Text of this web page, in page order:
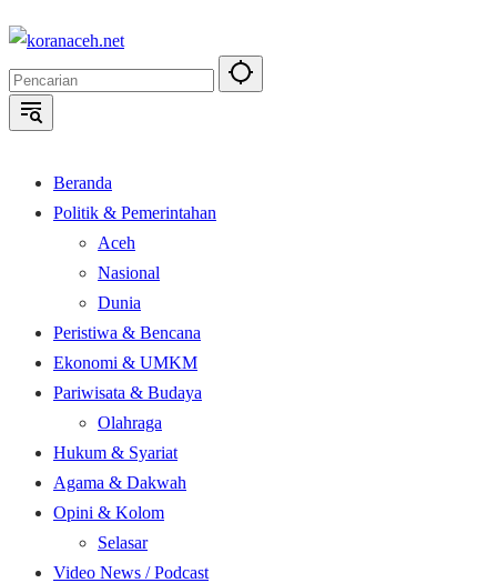
Langsung
konten
Beranda
Politik & Pemerintahan
Aceh
Nasional
Dunia
Peristiwa & Bencana
Ekonomi & UMKM
Pariwisata & Budaya
Olahraga
Hukum & Syariat
Agama & Dakwah
Opini & Kolom
Selasar
Video News / Podcast